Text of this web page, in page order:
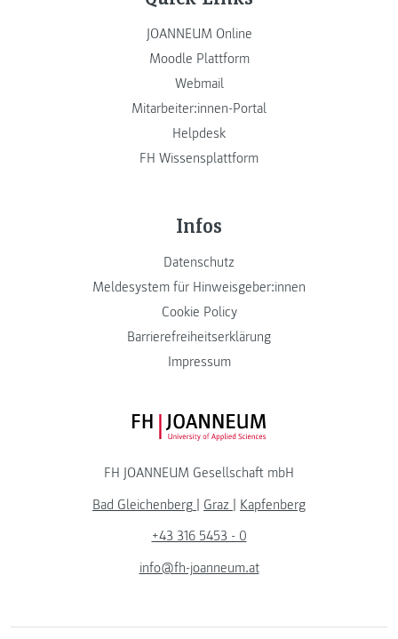
JOANNEUM Online
Moodle Plattform
Webmail
Mitarbeiter:innen-Portal
Helpdesk
FH Wissensplattform
Infos
Datenschutz
Meldesystem für Hinweisgeber:innen
Cookie Policy
Barrierefreiheitserklärung
Impressum
FH JOANNEUM Logo
FH JOANNEUM Gesellschaft mbH
Bad Gleichenberg | Graz | Kapfenberg
+43 316 5453 - 0
info@fh-joanneum.at